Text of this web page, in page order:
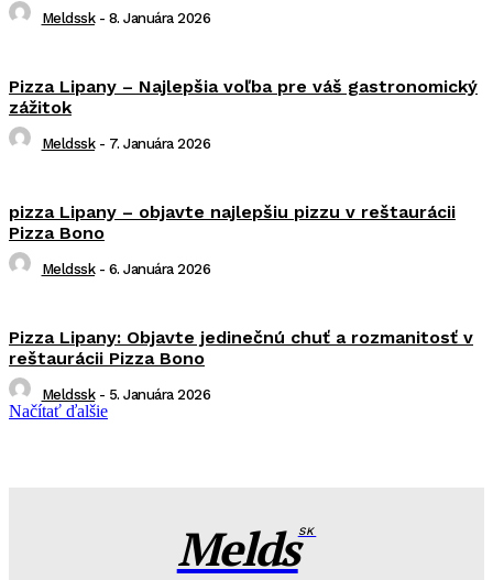
Meldssk - 8. Januára 2026
Pizza Lipany – Najlepšia voľba pre váš gastronomický
zážitok
Meldssk - 7. Januára 2026
pizza Lipany – objavte najlepšiu pizzu v reštaurácii
Pizza Bono
Meldssk - 6. Januára 2026
Pizza Lipany: Objavte jedinečnú chuť a rozmanitosť v
reštaurácii Pizza Bono
Meldssk - 5. Januára 2026
Načítať ďalšie
MeldsSK